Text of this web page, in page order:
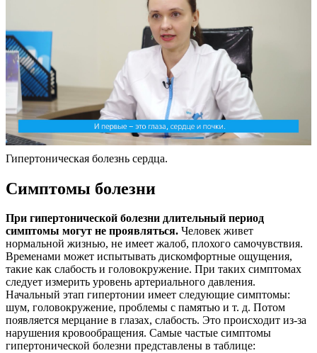
Гипертоническая болезнь сердца.
Симптомы болезни
При гипертонической болезни длительный период
симптомы могут не проявляться. Человек живет
нормальной жизнью, не имеет жалоб, плохого самочувствия.
Временами может испытывать дискомфортные ощущения,
такие как слабость и головокружение. При таких симптомах
следует измерить уровень артериального давления.
Начальный этап гипертонии имеет следующие симптомы:
шум, головокружение, проблемы с памятью и т. д. Потом
появляется мерцание в глазах, слабость. Это происходит из-за
нарушения кровообращения. Самые частые симптомы
гипертонической болезни представлены в таблице: